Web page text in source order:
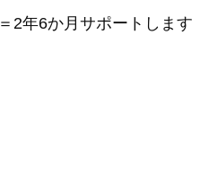
6か月サポートします